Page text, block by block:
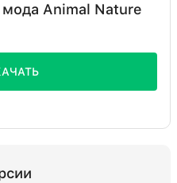
мода Animal Nature